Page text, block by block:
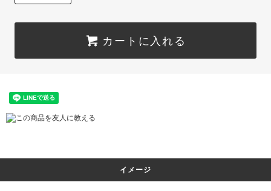
カートに入れる
この商品を友人に教える
イメージ